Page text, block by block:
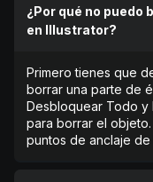
¿Por qué no puedo
en Illustrator?
Primero tienes que
borrar una parte de
Desbloquear Todo y
para borrar el
puntos de anclaje de